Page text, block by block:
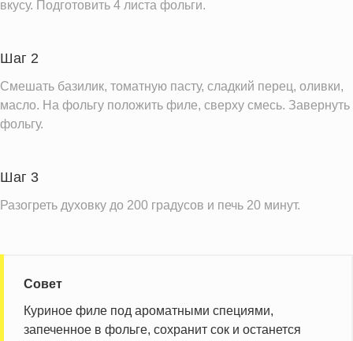
Холестерин
109.5 мг
Натрий
Магний
Кальций
27.5 мг
Железо
Фолиевая кислота
Витамин С
122.7 мг
Витамин Е
Насыщенные жиры
Информация для одной порции
вкусу. Подготовить 4 листа фольги.
Шаг 2
Смешать базилик, томатную пасту, сладкий перец, оливки,
масло. На фольгу положить филе, сверху смесь. Завернуть
фольгу.
Шаг 3
Разогреть духовку до 200 градусов и печь 20 минут.
Совет
Куриное филе под ароматными специями,
запеченное в фольге, сохранит сок и останется